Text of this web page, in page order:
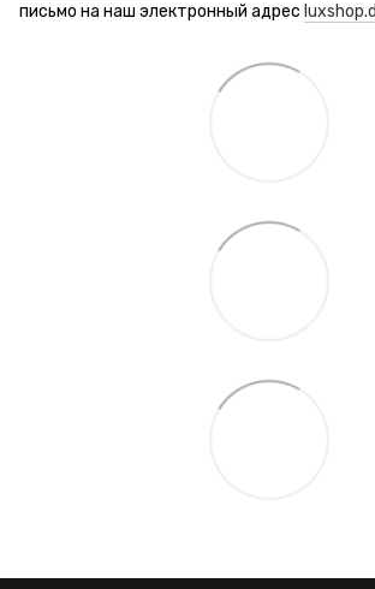
письмо на наш электронный адрес